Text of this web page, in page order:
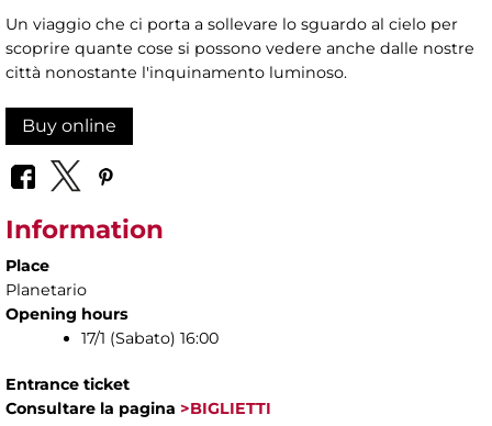
Un viaggio che ci porta a sollevare lo sguardo al cielo per
scoprire quante cose si possono vedere anche dalle nostre
città nonostante l'inquinamento luminoso.
Buy online
Information
Place
Planetario
Opening hours
17/1 (Sabato) 16:00
Entrance ticket
Consultare la pagina >BIGLIETTI